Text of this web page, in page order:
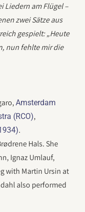
Liedern am Flügel –
zwei Sätze aus
gespielt: „Heute
nun fehlte mir die
Amsterdam
(RCO),
.
Hals. She
Ignaz Umlauf,
with Martin Ursin at
also performed